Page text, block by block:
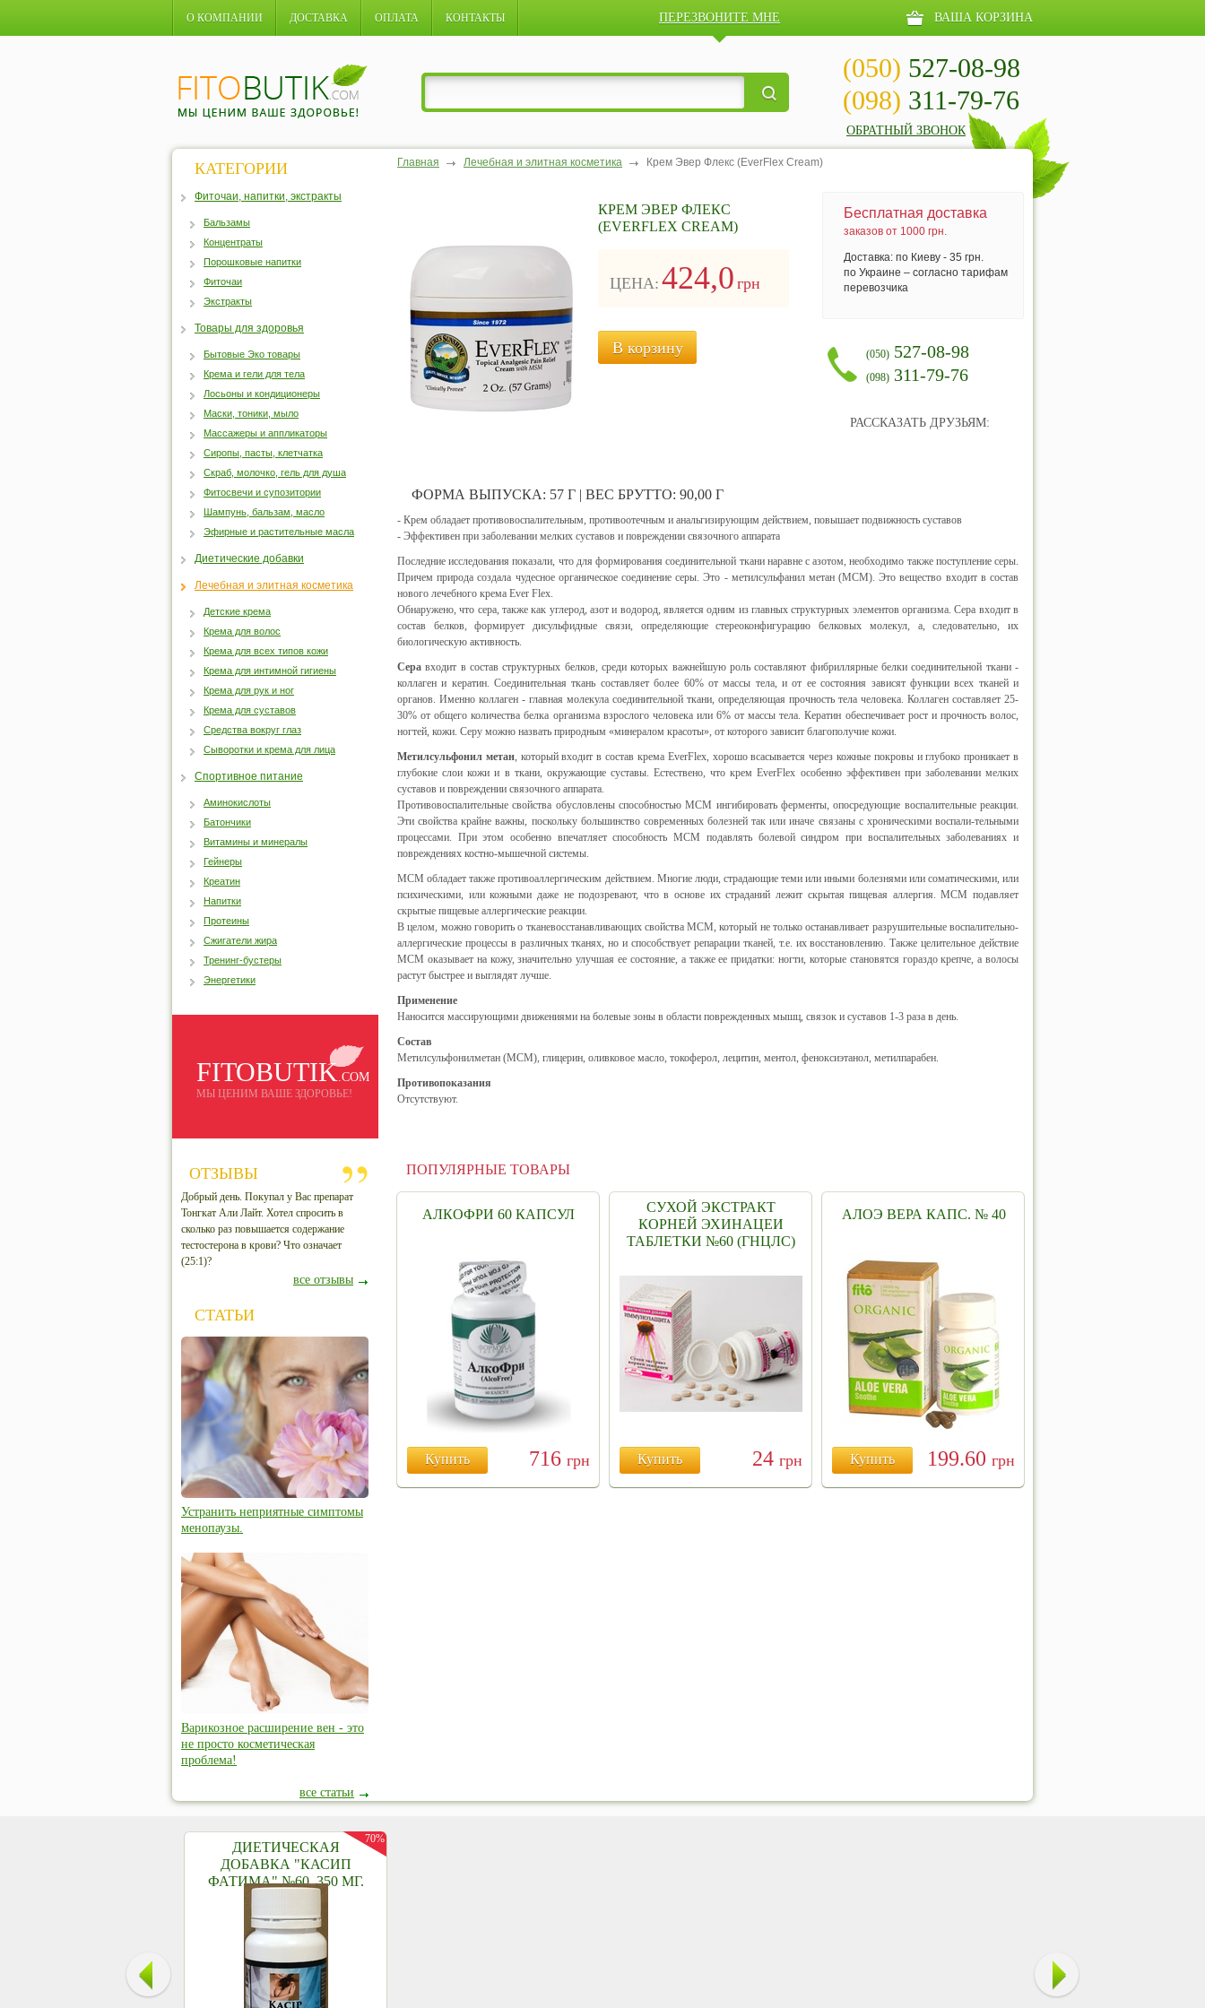
О КОМПАНИИ ДОСТАВКА ОПЛАТА КОНТАКТЫ ПЕРЕЗВОНИТЕ МНЕ ВАША КОРЗИНА
(050) 527-08-98
(098) 311-79-76
ОБРАТНЫЙ ЗВОНОК
Главная Лечебная и элитная косметика Крем Эвер Флекс (EverFlex Cream)
КРЕМ ЭВЕР ФЛЕКС
(EVERFLEX CREAM)
ЦЕНА: 424,0 грн
В корзину
Бесплатная доставка
заказов от 1000 грн.
Доставка: по Киеву - 35 грн.
по Украине – согласно тарифам
перевозчика
(050) 527-08-98
(098) 311-79-76
РАССКАЗАТЬ ДРУЗЬЯМ:
ФОРМА ВЫПУСКА: 57 Г | ВЕС БРУТТО: 90,00 Г
- Крем обладает противовоспалительным, противоотечным и анальгизирующим действием, повышает подвижность суставов
- Эффективен при заболевании мелких суставов и повреждении связочного аппарата
Последние исследования показали, что для формирования соединительной ткани наравне с азотом, необходимо также поступление серы.
Причем природа создала чудесное органическое соединение серы. Это - метилсульфанил метан (МСМ). Это вещество входит в состав
нового лечебного крема Ever Flex.
Обнаружено, что сера, также как углерод, азот и водород, является одним из главных структурных элементов организма. Сера входит в
состав белков, формирует дисульфидные связи, определяющие стереоконфигурацию белковых молекул, а, следовательно, их
биологическую активность.
Сера входит в состав структурных белков, среди которых важнейшую роль составляют фибриллярные белки соединительной ткани -
коллаген и кератин. Соединительная ткань составляет более 60% от массы тела, и от ее состояния зависят функции всех тканей и
органов. Именно коллаген - главная молекула соединительной ткани, определяющая прочность тела человека. Коллаген составляет 25-
30% от общего количества белка организма взрослого человека или 6% от массы тела. Кератин обеспечивает рост и прочность волос,
ногтей, кожи. Серу можно назвать природным «минералом красоты», от которого зависит благополучие кожи.
Метилсульфонил метан, который входит в состав крема EverFlex, хорошо всасывается через кожные покровы и глубоко проникает в
глубокие слои кожи и в ткани, окружающие суставы. Естествено, что крем EverFlex особенно эффективен при заболевании мелких
суставов и повреждении связочного аппарата.
Противовоспалительные свойства обусловлены способностью МСМ ингибировать ферменты, опосредующие воспалительные реакции.
Эти свойства крайне важны, поскольку большинство современных болезней так или иначе связаны с хроническими воспали-тельными
процессами. При этом особенно впечатляет способность МСМ подавлять болевой синдром при воспалительных заболеваниях и
повреждениях костно-мышечной системы.
МСМ обладает также противоаллергическим действием. Многие люди, страдающие теми или иными болезнями или соматическими, или
психическими, или кожными даже не подозревают, что в основе их страданий лежит скрытая пищевая аллергия. МСМ подавляет
скрытые пищевые аллергические реакции.
В целом, можно говорить о тканевосстанавливающих свойства МСМ, который не только останавливает разрушительные воспалительно-
аллергические процессы в различных тканях, но и способствует репарации тканей, т.е. их восстановлению. Также целительное действие
МСМ оказывает на кожу, значительно улучшая ее состояние, а также ее придатки: ногти, которые становятся гораздо крепче, а волосы
растут быстрее и выглядят лучше.
Применение
Наносится массирующими движениями на болевые зоны в области поврежденных мышц, связок и суставов 1-3 раза в день.
Состав
Метилсульфонилметан (МСМ), глицерин, оливковое масло, токоферол, лецитин, ментол, феноксиэтанол, метилпарабен.
Противопоказания
Отсутствуют.
ПОПУЛЯРНЫЕ ТОВАРЫ
АЛКОФРИ 60 КАПСУЛ
Купить 716 грн
СУХОЙ ЭКСТРАКТ
КОРНЕЙ ЭХИНАЦЕИ
ТАБЛЕТКИ №60 (ГНЦЛС)
Купить 24 грн
АЛОЭ ВЕРА КАПС. № 40
Купить 199.60 грн
КАТЕГОРИИ
Фиточаи, напитки, экстракты
Бальзамы
Концентраты
Порошковые напитки
Фиточаи
Экстракты
Товары для здоровья
Бытовые Эко товары
Крема и гели для тела
Лосьоны и кондиционеры
Маски, тоники, мыло
Массажеры и аппликаторы
Сиропы, пасты, клетчатка
Скраб, молочко, гель для душа
Фитосвечи и супозитории
Шампунь, бальзам, масло
Эфирные и растительные масла
Диетические добавки
Лечебная и элитная косметика
Детские крема
Крема для волос
Крема для всех типов кожи
Крема для интимной гигиены
Крема для рук и ног
Крема для суставов
Средства вокруг глаз
Сыворотки и крема для лица
Спортивное питание
Аминокислоты
Батончики
Витамины и минералы
Гейнеры
Креатин
Напитки
Протеины
Сжигатели жира
Тренинг-бустеры
Энергетики
FITOBUTIK.COM
МЫ ЦЕНИМ ВАШЕ ЗДОРОВЬЕ!
ОТЗЫВЫ
Добрый день. Покупал у Вас препарат
Тонгкат Али Лайт. Хотел спросить в
сколько раз повышается содержание
тестостерона в крови? Что означает
(25:1)?
все отзывы
СТАТЬИ
Устранить неприятные симптомы
менопаузы.
Варикозное расширение вен - это
не просто косметическая
проблема!
все статьи
ДИЕТИЧЕСКАЯ
ДОБАВКА "КАСИП
ФАТИМА" №60, 350 МГ.
70%